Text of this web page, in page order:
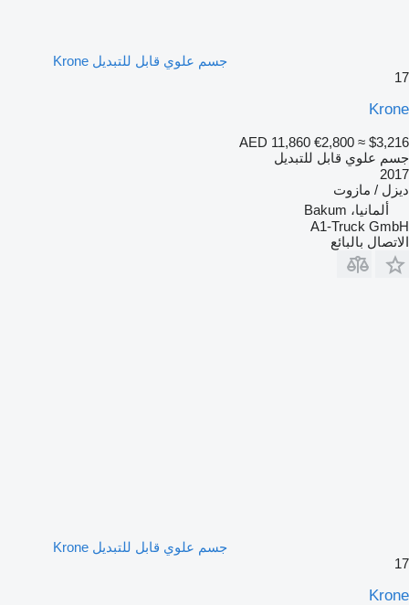
جسم علوي قابل للتبديل Krone
17
Krone
AED 11,860 €2,800 ≈ $3,216
جسم علوي قابل للتبديل
2017
ديزل / مازوت
ألمانيا، Bakum
A1-Truck GmbH
الاتصال بالبائع
جسم علوي قابل للتبديل Krone
17
Krone